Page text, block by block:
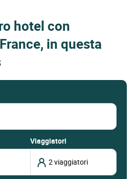
hotel con
in questa
Viaggiatori